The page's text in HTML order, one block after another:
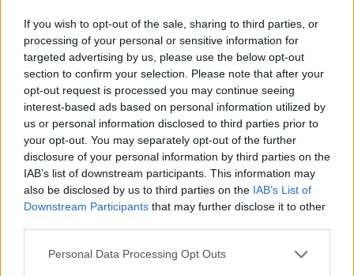
If you wish to opt-out of the sale, sharing to third parties, or
processing of your personal or sensitive information for
targeted advertising by us, please use the below opt-out
section to confirm your selection. Please note that after your
opt-out request is processed you may continue seeing
interest-based ads based on personal information utilized by
us or personal information disclosed to third parties prior to
your opt-out. You may separately opt-out of the further
disclosure of your personal information by third parties on the
IAB’s list of downstream participants. This information may
also be disclosed by us to third parties on the IAB’s List of
Downstream Participants that may further disclose it to other
Please note that this website/app uses one or more Google
Personal Data Processing Opt Outs
Το μονοπάτι που θα σε φέρει στους πρώτους
καταρράκτες είναι σούπερ βατό, απολύτως
κατάλληλο ακόμα και για αρχάριους πεζοπόρους
ή και για πιτσιρίκια. Από το τέρμα του
χωματόδρομου, όπου θα αφήσεις το αυτοκίνητο,